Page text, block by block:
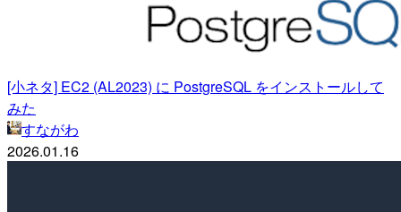
[小ネタ] EC2 (AL2023) に PostgreSQL をインストールして
みた
すながわ
2026.01.16